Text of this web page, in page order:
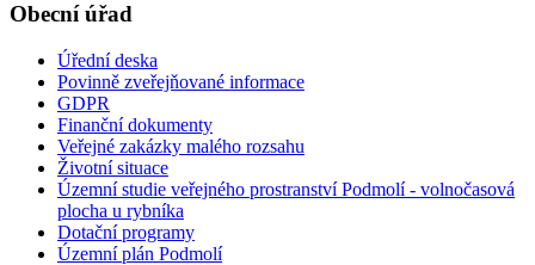
Obecní úřad
Úřední deska
Povinně zveřejňované informace
GDPR
Finanční dokumenty
Veřejné zakázky malého rozsahu
Životní situace
Územní studie veřejného prostranství Podmolí - volnočasová
plocha u rybníka
Dotační programy
Územní plán Podmolí